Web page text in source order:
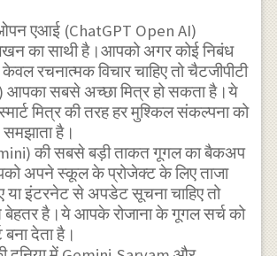
एआई (ChatGPT Open AI)
का साथी है।आपको अगर कोई निबंध
रचनात्मक विचार चाहिए तो चैटजीपीटी
आपका सबसे अच्छा मित्र हो सकता है।ये
मित्र की तरह हर मुश्किल संकल्पना को
समझाता है।
की सबसे बड़ी ताकत गूगल का बैकअप
अपने स्कूल के प्रोजेक्ट के लिए ताजा
इंटरनेट से अपडेट सूचना चाहिए तो
बेहतर है।ये आपके रोजाना के गूगल सर्च को
बना देता है।